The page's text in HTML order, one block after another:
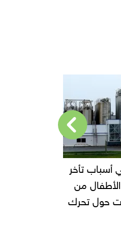
محل إيتوال للمحاكمة
العاجلة